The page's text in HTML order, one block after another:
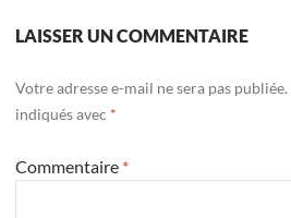
LAISSER UN COMMENTAIRE
Votre adresse e-mail ne sera pas publiée.
indiqués avec *
Commentaire *